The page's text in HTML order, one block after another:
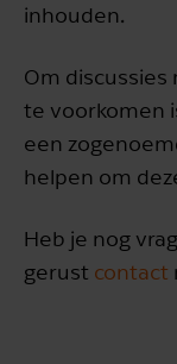
inhouden.
Om
te voorkomen
een
helpen om
Heb je nog
gerust contact